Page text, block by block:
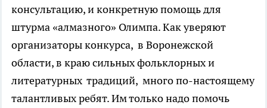
консультацию, и конкретную помощь для
штурма «алмазного» Олимпа. Как уверяют
организаторы конкурса, в Воронежской
области, в краю сильных фольклорных и
литературных традиций, много по-настоящему
талантливых ребят. Им только надо помочь